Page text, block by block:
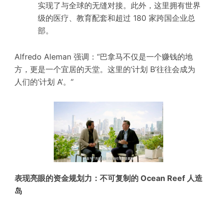
实现了与全球的无缝对接。此外，这里拥有世界
级的医疗、教育配套和超过 180 家跨国企业总
部。
Alfredo Aleman 强调：“巴拿马不仅是一个赚钱的地
方，更是一个宜居的天堂。这里的‘计划 B’往往会成为
人们的‘计划 A’。”
表现亮眼的资金规划力：不可复制的 Ocean Reef 人造
岛